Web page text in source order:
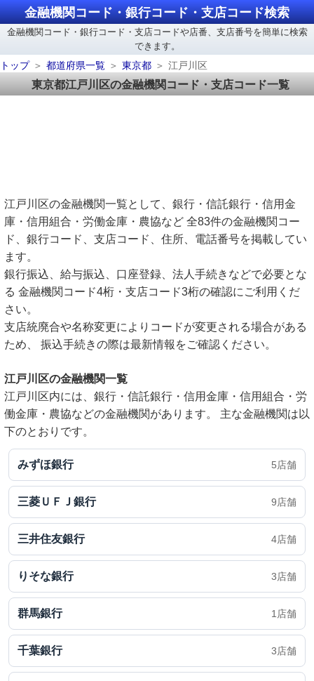
金融機関コード・銀行コード・支店コード検索
金融機関コード・銀行コード・支店コードや店番、支店番号を簡単に検索
できます。
トップ
都道府県一覧 東京都 江戸川区
東京都江戸川区の金融機関コード・支店コード一覧
江戸川区の金融機関一覧として、銀行・信託銀行・信用金
庫・信用組合・労働金庫・農協など 全83件の金融機関コー
ド、銀行コード、支店コード、住所、電話番号を掲載してい
ます。
銀行振込、給与振込、口座登録、法人手続きなどで必要とな
る 金融機関コード4桁・支店コード3桁の確認にご利用くだ
さい。
支店統廃合や名称変更によりコードが変更される場合がある
ため、 振込手続きの際は最新情報をご確認ください。
江戸川区の金融機関一覧
江戸川区内には、銀行・信託銀行・信用金庫・信用組合・労
働金庫・農協などの金融機関があります。 主な金融機関は以
下のとおりです。
みずほ銀行 5店舗
三菱ＵＦＪ銀行 9店舗
三井住友銀行 4店舗
りそな銀行 3店舗
群馬銀行 1店舗
千葉銀行 3店舗